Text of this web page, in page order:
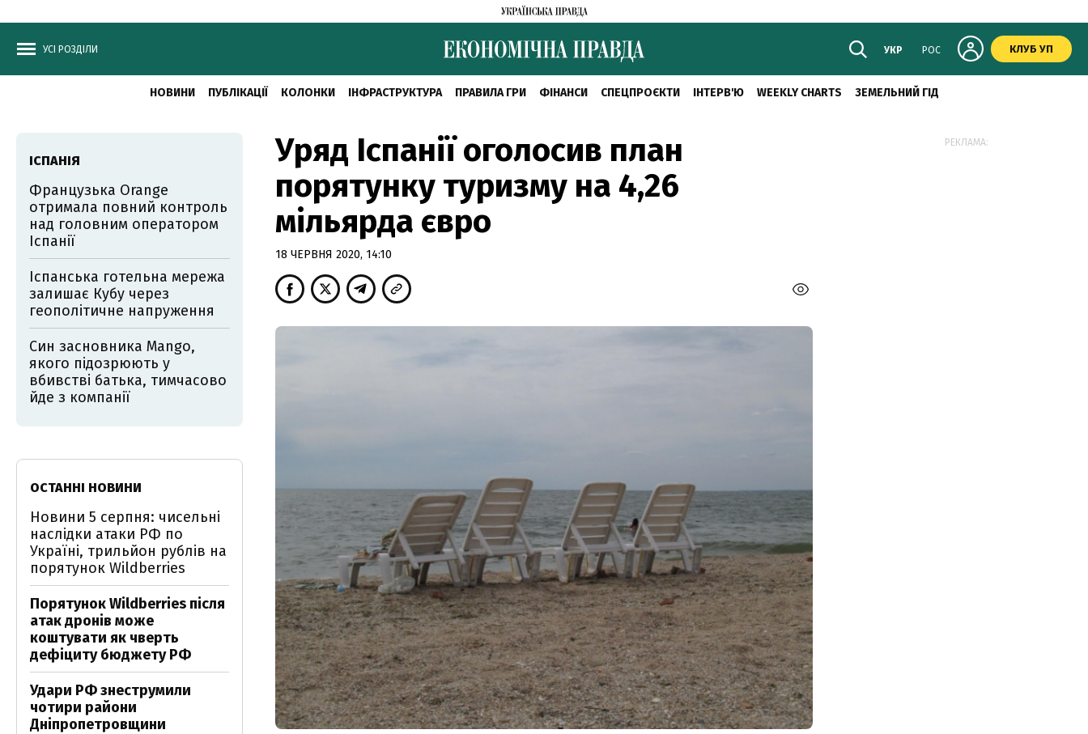
УСІ РОЗДІЛИ УКР РОС КЛУБ УП
НОВИНИ ПУБЛІКАЦІЇ КОЛОНКИ ІНФРАСТРУКТУРА ПРАВИЛА ГРИ ФІНАНСИ СПЕЦПРОЄКТИ ІНТЕРВ'Ю WEEKLY CHARTS ЗЕМЕЛЬНИЙ ГІД
Уряд Іспанії оголосив план
порятунку туризму на 4,26
мільярда євро
18 ЧЕРВНЯ 2020, 14:10
ІСПАНІЯ
Французька Orange
отримала повний контроль
над головним оператором
Іспанії
Іспанська готельна мережа
залишає Кубу через
геополітичне напруження
Син засновника Mango,
якого підозрюють у
вбивстві батька, тимчасово
йде з компанії
ОСТАННІ НОВИНИ
Новини 5 серпня: чисельні
наслідки атаки РФ по
Україні, трильйон рублів на
порятунок Wildberries
Порятунок Wildberries після
атак дронів може
коштувати як чверть
дефіциту бюджету РФ
Удари РФ знеструмили
чотири райони
Дніпропетровщини
РЕКЛАМА: